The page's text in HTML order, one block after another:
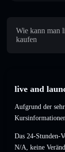
Wie kann man
kaufen
live and
Aufgrund der
Das 24-Stunden-
N/A, keine